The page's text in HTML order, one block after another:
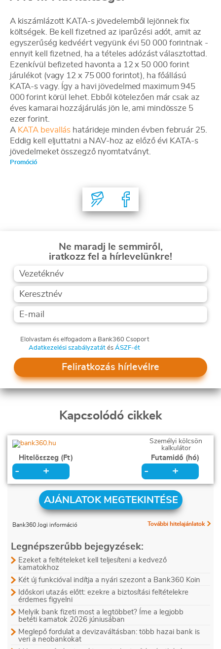
A kiszámlázott KATA-s jövedelemből lejönnek fix
költségek. Be kell fizetned az iparűzési adót, amit az
egyszerűség kedvéért vegyünk évi 50 000 forintnak -
ennyit kell fizetned, ha a tételes adózást választottad.
Ezenkívül befizeted havonta a 12 x 50 000 forint
járulékot (vagy 12 x 75 000 forintot), ha főállású
KATA-s vagy. Így a havi jövedelmed maximum 945
000 forint körül lehet. Ebből kötelezően már csak az
éves kamarai hozzájárulás jön le, ami mindössze 5
ezer forint.
A KATA bevallás határideje minden évben február 25.
Eddig kell eljuttatni a NAV-hoz az előző évi KATA-s
jövedelmeket összegző nyomtatványt.
Promóció
Ne maradj le semmiről,
iratkozz fel a hírlevelünkre!
Elolvastam és elfogadom a Bank360 Csoport
Adatkezelési szabályzatátés ÁSZF-ét
Feliratkozás hírlevélre
Kapcsolódó cikkek
Személyi kölcsön
kalkulátor
Hitelösszeg (Ft)
- +
Futamidő (hó)
- +
AJÁNLATOK MEGTEKINTÉSE
Bank360 Jogi információ További hitelajánlatok
Legnépszerűbb bejegyzések:
Ezeket a feltételeket kell teljesíteni a kedvező
kamatokhoz
Két új funkcióval indítja a nyári szezont a Bank360 Koin
Időskori utazás előtt: ezekre a biztosítási feltételekre
érdemes figyelni
Melyik bank fizeti most a legtöbbet? Íme a legjobb
betéti kamatok 2026 júniusában
Meglepő fordulat a devizaváltásban: több hazai bank is
veri a neobankokat